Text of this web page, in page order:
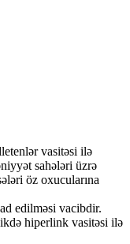
vasitəsi ilə
sahələri üzrə
öz oxucularına
edilməsi vacibdir.
hiperlink vasitəsi ilə